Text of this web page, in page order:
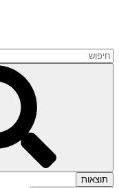
תוצאות